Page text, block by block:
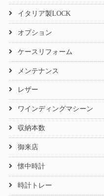
イタリア製LOCK
オプション
ケースリフォーム
メンテナンス
レザー
ワインディングマシーン
収納本数
御来店
懐中時計
時計トレー